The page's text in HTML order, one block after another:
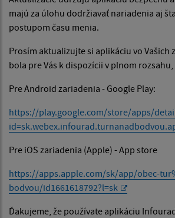
majú za úlohu dodržiavať nariadenia aj
postupom času menia.
Prosím aktualizujte si aplikáciu vo Vašich
bola pre Vás k dispozícii v plnom
Pre Android zariadenia - Google Play:
https://play.google.com/store/apps/
Pre iOS zariadenia (Apple) - App store
https://apps.apple.com/sk/app/obec-
bodvou/id1661618792?l=sk
Ďakujeme, že používate aplikáciu